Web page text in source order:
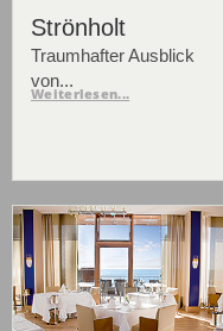
Strönholt
Traumhafter Ausblick
von...
Weiterlesen...